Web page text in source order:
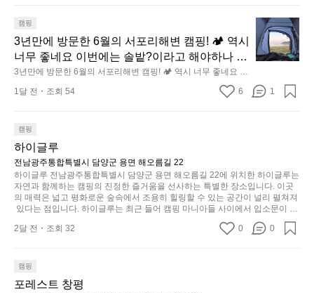
도
누
구
잠
조
금
시
간
이
릿
지
의
기
퍼
지
갑’입
니
다.
사
용
할
도
만
충
분
하
고,
캠핑
3년만에 방문한 6월의 서포리해변 캠핑! 🏕 역시
너무 좋네요 이번에는 솔밭?이라고 해야하나 여
기에 자리를 잡았는데 정말 시원하고 경치도 좋
네요  서해치고 물도 맑은편, 아이들도 놀기 좋고
식물.쓰레기봉투를 1개씩 나누어줌 .솔밭에 바
로 화장실있음 .5분거리 cu .2분거리 음식점  항
구에서부터 해변까지 버스도 다니네요 ㅎㅎㅎ
아이들 엄청 좋아하네요 점심쯤도착해서 철수
할때까지 물놀이 3타임이나 했네요 ⛱️
3년만에 방문한 6월의 서포리해변 캠핑! 🏕 역시 너무 좋네요 이
번에는 솔밭?이라고 해야하나 여기에 자리를 잡았는데 정말 시
원하고 경치도 좋네요  서해치고 물도 맑은편, 아이들도 놀기 좋
누어줌 .솔밭에 바로 화장실있음 .5분거리 cu .2분거리 음식점
아하네요 점심쯤도착해서 철수할때까지 물놀이 3타임이나 했네
요 ⛱️
년
만
문
포
리
해
변
1달 전 조회 54 6 1
캠핑
하이글루
전남광주통합특별시 담양군 용면 해오름길 22
하이글루 전남광주통합특별시 담양군 용면 해오름길 22에 위치한 하이글루는
자연과 함께하는 캠핑의 진정한 즐거움을 선사하는 특별한 장소입니다. 이곳
의 매력은 넓고 평화로운 숲속에서 조용히 힐링할 수 있는 공간이 널리 펼쳐져
있다는 점입니다. 하이글루는 최근 들어 캠핑 마니아들 사이에서 입소문이 자
자한 인기 명소로, 사계절 내내 다양한 액티비티로 방문객들을 맞이합니다. 특
히, 하이글루의 독특한 시설인 글램핑 텐트는 고객들에게 아늑한 잠자리를 제
니다. 이곳의 장점은 또 다른 캠핑의 매력인 바베큐 파티를 즐길 수 있는 공간
또한, 하이글루 인근에는 다양한 트레킹 코스와 자전거 도로가 있어 아웃도어
2달 전 조회 32 0 0
캠핑
포레스트 창평